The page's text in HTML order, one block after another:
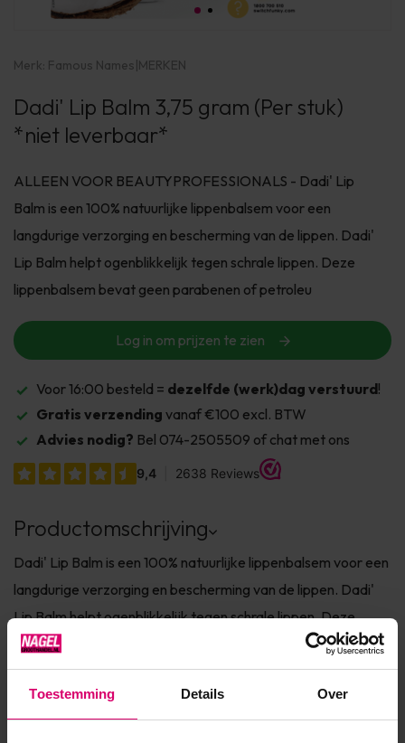
Toestemming Details Over
Merk: Famous Names|MERKEN
Dadi' Lip Balm 3,75 gram (Per stuk)
*niet leverbaar*
ALLEEN VOOR BEAUTYPROFESSIONALS - Dadi' Lip
Balm is een 100% natuurlijke lippenbalsem voor een
langdurige verzorging en bescherming van de lippen. Dadi'
Lip Balm helpt ogenblikkelijk tegen schrale lippen. Deze
lippenbalsem bevat geen parabenen of petroleu
Log in om prijzen te zien
Voor 16:00 besteld = dezelfde (werk)dag verstuurd!
Gratis verzending vanaf €100 excl. BTW
Advies nodig? Bel 074-2505509 of chat met ons
Productomschrijving
Dadi' Lip Balm is een 100% natuurlijke lippenbalsem voor een
langdurige verzorging en bescherming van de lippen. Dadi'
Lip Balm helpt ogenblikkelijk tegen schrale lippen. Deze
lippenbalsem bevat: bijenwas, kokosolie, aloë, jojoba olie,
cacaoboter, olijfolie, avocado olie en de oliën uit Dadi' Oil en
natuurlijke vitamine E.Ze bevat natuurlij...